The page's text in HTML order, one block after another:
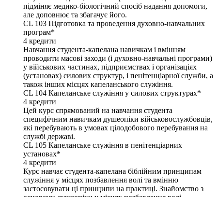
підміняє медико-біологічний спосіб надання допомоги,
але доповнює та збагачує його.
CL 103 Підготовка та проведення духовно-навчальних
програм*
4 кредити
Навчання студента-капелана навичкам і вмінням
проводити масові заходи (і духовно-навчальні програми)
у військових частинах, підприємствах і організаціях
(установах) силових структур, і пенітенціарної служби, а
також інших місцях капеланського служіння.
CL 104 Капеланське служіння у силових структурах*
4 кредити
Цей курс спрямований на навчання студента
специфічним навичкам душеопіки військовослужбовців,
які перебувають в умовах цілодобового перебування на
службі державі.
CL 105 Капеланське служіння в пенітенціарних
установах*
4 кредити
Курс навчає студента-капелана біблійним принципам
служіння у місцях позбавлення волі та вмінню
застосовувати ці принципи на практиці. Знайомство з